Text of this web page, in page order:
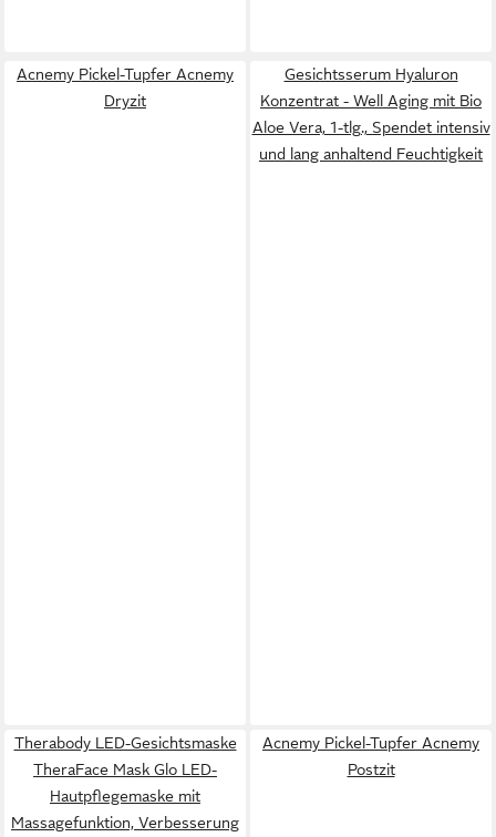
Acnemy Pickel-Tupfer Acnemy
Dryzit
Gesichtsserum Hyaluron
Konzentrat - Well Aging mit Bio
Aloe Vera, 1-tlg., Spendet intensiv
und lang anhaltend Feuchtigkeit
Therabody LED-Gesichtsmaske
TheraFace Mask Glo LED-
Hautpflegemaske mit
Massagefunktion, Verbesserung
Acnemy Pickel-Tupfer Acnemy
Postzit